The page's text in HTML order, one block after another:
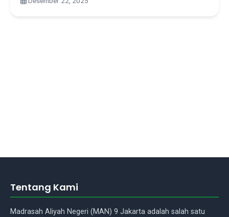
Tentang Kami
Madrasah Aliyah Negeri (MAN) 9 Jakarta adalah salah satu